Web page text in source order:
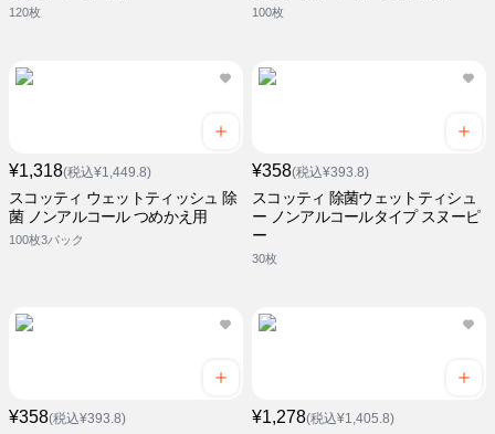
120枚 100枚
¥1,318(税込¥1,449.8)
スコッティ ウェットティッシュ 除
菌 ノンアルコール つめかえ用
100枚3パック
¥358(税込¥393.8)
スコッティ 除菌ウェットティシュ
ー ノンアルコールタイプ スヌーピ
ー
30枚
¥358(税込¥393.8) ¥1,278(税込¥1,405.8)